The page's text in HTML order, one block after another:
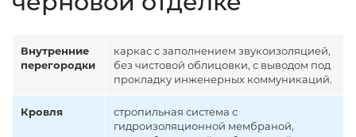
Внутренние
перегородки
каркас с заполнением звукоизоляцией,
без чистовой облицовки, с выводом под
прокладку инженерных коммуникаций.
Кровля
стропильная система с
гидроизоляционной мембраной,